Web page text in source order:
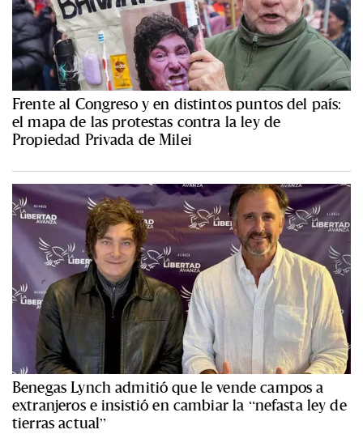
Frente al Congreso y en distintos puntos del país:
el mapa de las protestas contra la ley de
Propiedad Privada de Milei
Benegas Lynch admitió que le vende campos a
extranjeros e insistió en cambiar la “nefasta ley de
tierras actual”